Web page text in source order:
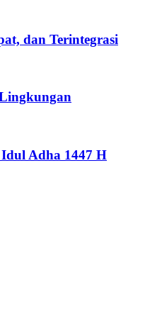
dan Terintegrasi
Adha 1447 H